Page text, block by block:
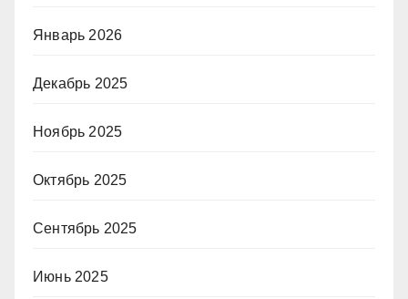
Январь 2026
Декабрь 2025
Ноябрь 2025
Октябрь 2025
Сентябрь 2025
Июнь 2025